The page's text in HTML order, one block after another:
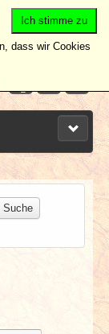
Suche
Ich stimme zu
dass wir Cookies